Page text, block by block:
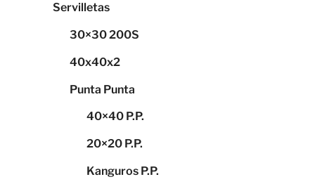
Servilletas
30×30 200S
40x40x2
Punta Punta
40×40 P.P.
20×20 P.P.
Kanguros P.P.